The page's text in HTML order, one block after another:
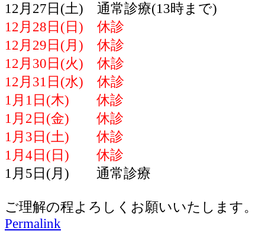
12月27日(土) 通常診療(13時まで)
12月28日(日) 休診
12月29日(月) 休診
12月30日(火) 休診
12月31日(水) 休診
1月1日(木) 休診
1月2日(金) 休診
1月3日(土) 休診
1月4日(日) 休診
1月5日(月) 通常診療
ご理解の程よろしくお願いいたします。
Permalink